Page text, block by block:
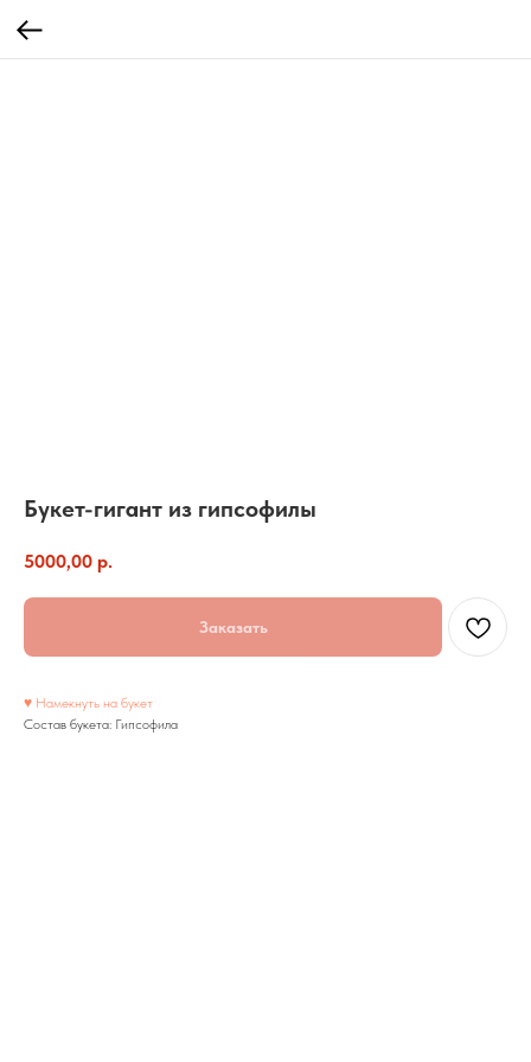
Букет-гигант из гипсофилы
5000,00 р.
Заказать
♥ Намекнуть на букет
Состав букета: Гипсофила